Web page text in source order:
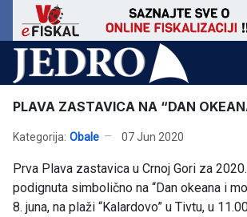
PLAVA ZASTAVICA NA “DAN
Kategorija: Obale 07 Jun 2020
Prva Plava zastavica u Crnoj Gori za
podignuta simbolično na “Dan okeana i
8. juna, na plaži “Kalardovo” u Tivtu, u